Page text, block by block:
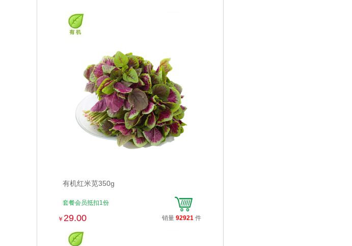
有机红米苋350g
套餐会员抵扣1份
￥ 29.00 销量 92921 件